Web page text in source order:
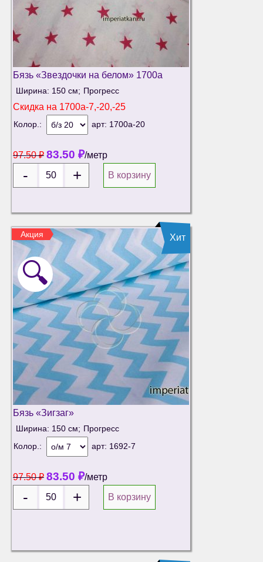
Бязь «Звездочки на белом» 1700а
Ширина: 150 см; Прогресс
Скидка на 1700а-7,-20,-25
Колор.: арт: 1700а-20
97.50₽ 83.50 ₽/метр
В корзину
Хит
Акция
🔍
Бязь «Зигзаг»
Ширина: 150 см; Прогресс
Колор.:
арт: 1692-7
97.50₽ 83.50 ₽/метр
В корзину